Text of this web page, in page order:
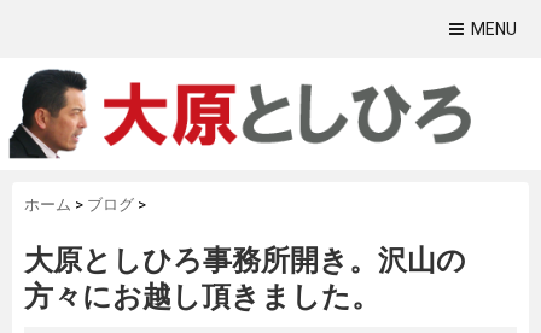
MENU
ホーム > ブログ >
大原としひろ事務所開き。沢山の
方々にお越し頂きました。